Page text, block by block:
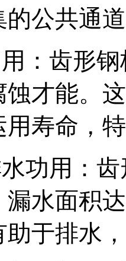
公共通
：齿形
才能。
寿命，
功用‌：
水面积
于排水